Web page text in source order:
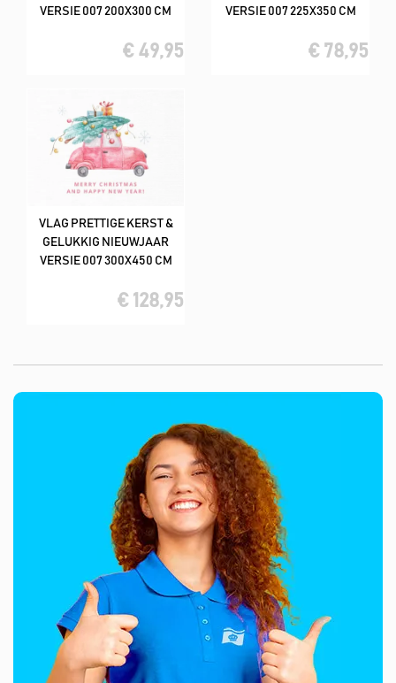
VERSIE 007 200X300 CM
€ 49,95
VERSIE 007 225X350 CM
€ 78,95
VLAG PRETTIGE KERST &
GELUKKIG NIEUWJAAR
VERSIE 007 300X450 CM
€ 128,95